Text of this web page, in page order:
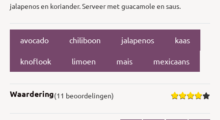
jalapenos en koriander. Serveer met guacamole en saus.
avocado chiliboon jalapenos kaas
knoflook limoen mais mexicaans
Waardering(11 beoordelingen)